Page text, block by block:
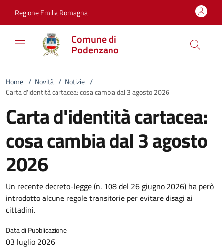
Regione Emilia Romagna
Comune di
Podenzano
Home / Novità / Notizie /
Carta d'identità cartacea: cosa cambia dal 3 agosto 2026
Carta d'identità cartacea:
cosa cambia dal 3 agosto
2026
Un recente decreto-legge (n. 108 del 26 giugno 2026) ha però
introdotto alcune regole transitorie per evitare disagi ai
cittadini.
Data di Pubblicazione
03 luglio 2026